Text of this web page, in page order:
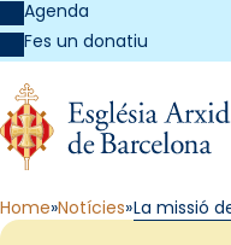
Agenda
Fes un donatiu
Home Notícies La missió